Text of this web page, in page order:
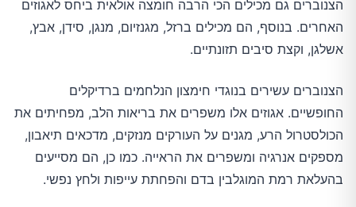
הצנוברים גם מכילים הכי הרבה חומצה אולאית ביחס לאגוזים
האחרים. בנוסף, הם מכילים ברזל, מגנזיום, מנגן, סידן, אבץ,
אשלגן, וקצת סיבים תזונתיים.
הצנוברים עשירים בנוגדי חימצון הנלחמים ברדיקלים
החופשיים. אגוזים אלו משפרים את בריאות הלב, מפחיתים את
הכולסטרול הרע, מגנים על העורקים מנזקים, מדכאים תיאבון,
מספקים אנרגיה ומשפרים את הראייה. כמו כן, הם מסייעים
בהעלאת רמת המוגלבין בדם והפחתת עייפות ולחץ נפשי.